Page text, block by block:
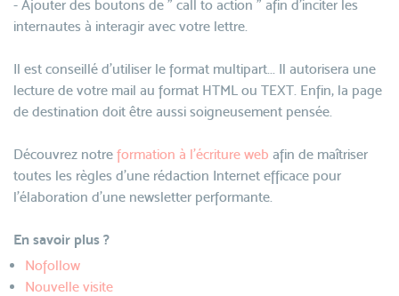
- Ajouter des boutons de " call to action " afin d'inciter les
internautes à interagir avec votre lettre.
Il est conseillé d'utiliser le format multipart... Il autorisera une
lecture de votre mail au format HTML ou TEXT. Enfin, la page
de destination doit être aussi soigneusement pensée.
Découvrez notre formation à l'écriture web afin de maîtriser
toutes les règles d'une rédaction Internet efficace pour
l'élaboration d'une newsletter performante.
En savoir plus ?
Nofollow
Nouvelle visite